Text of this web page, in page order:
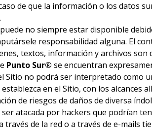
de que la información o los
no siempre estar disponible
responsabilidad alguna. El
textos, información y archivos son
Punto Sur® se encuentran
Sitio no podrá ser interpretado
en el Sitio, con los alcances
de riesgos de daños de diversa
atacada por hackers que podrían
de la red o a través de e-mails